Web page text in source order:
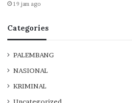
19 jam ago
Categories
PALEMBANG
NASIONAL
KRIMINAL